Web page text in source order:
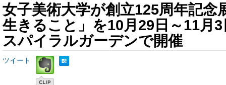
女子美術大学が創立125周年記念
生きること」を10月29日～11月
スパイラルガーデンで開催
ツイート